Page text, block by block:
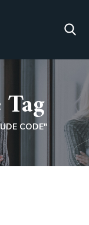
CODE"